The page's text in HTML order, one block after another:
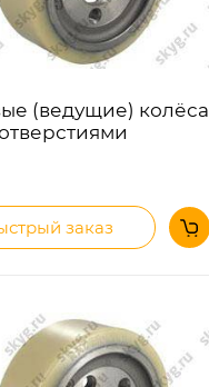
(ведущие) колёса
заказ